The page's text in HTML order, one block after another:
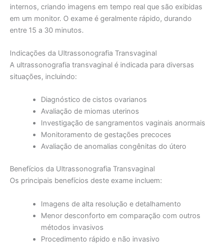
internos, criando imagens em tempo real que são exibidas
em um monitor. O exame é geralmente rápido, durando
entre 15 a 30 minutos.
Indicações da Ultrassonografia Transvaginal
A ultrassonografia transvaginal é indicada para diversas
situações, incluindo:
Diagnóstico de cistos ovarianos
Avaliação de miomas uterinos
Investigação de sangramentos vaginais anormais
Monitoramento de gestações precoces
Avaliação de anomalias congênitas do útero
Benefícios da Ultrassonografia Transvaginal
Os principais benefícios deste exame incluem:
Imagens de alta resolução e detalhamento
Menor desconforto em comparação com outros
métodos invasivos
Procedimento rápido e não invasivo